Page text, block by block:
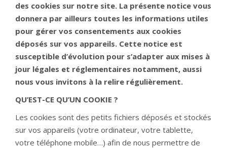
des cookies sur notre site. La présente notice vous
donnera par ailleurs toutes les informations utiles
pour gérer vos consentements aux cookies
déposés sur vos appareils. Cette notice est
susceptible d’évolution pour s’adapter aux mises à
jour légales et réglementaires notamment, aussi
nous vous invitons à la relire régulièrement.
QU’EST-CE QU’UN COOKIE ?
Les cookies sont des petits fichiers déposés et stockés
sur vos appareils (votre ordinateur, votre tablette,
votre téléphone mobile…) afin de nous permettre de